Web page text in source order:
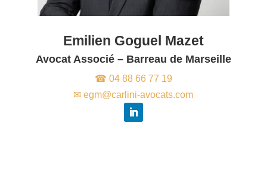
Emilien Goguel Mazet
Avocat Associé – Barreau de Marseille
☎ 04 88 66 77 19
✉ egm@carlini-avocats.com